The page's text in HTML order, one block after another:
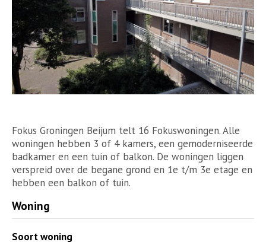
Fokus Groningen Beijum telt 16 Fokuswoningen. Alle
woningen hebben 3 of 4 kamers, een gemoderniseerde
badkamer en een tuin of balkon. De woningen liggen
verspreid over de begane grond en 1e t/m 3e etage en
hebben een balkon of tuin.
Woning
Soort woning